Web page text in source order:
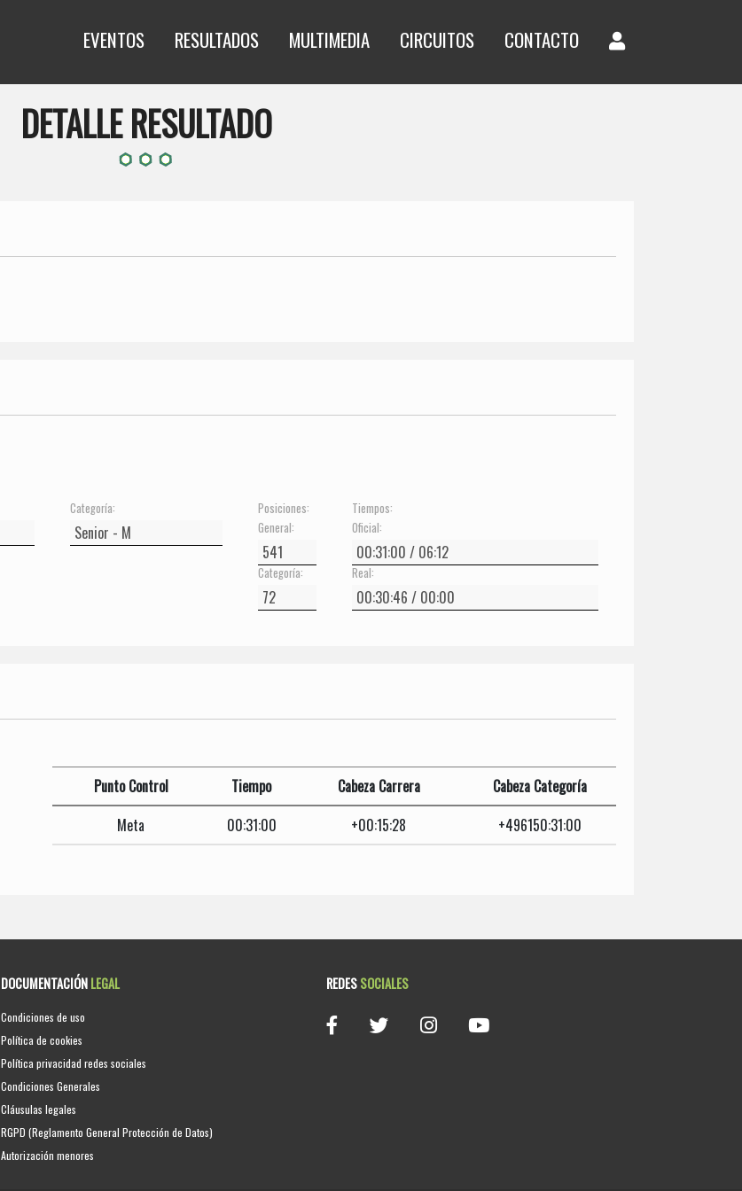
EVENTOS RESULTADOS MULTIMEDIA CIRCUITOS CONTACTO
DETALLE RESULTADO
Categoría:
Posiciones:
General:
Categoría:
Tiempos:
Oficial:
Real:
Punto Control Tiempo Cabeza Carrera
Cabeza Categoría
Meta
00:31:00 +00:15:28 +496150:31:00
DOCUMENTACIÓNLEGAL
Condiciones de uso
Política de cookies
Política privacidad redes sociales
Condiciones Generales
Cláusulas legales
RGPD (Reglamento General Protección de Datos)
Autorización menores
REDESSOCIALES